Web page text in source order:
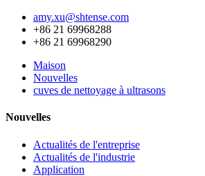
amy.xu@shtense.com
+86 21 69968288
+86 21 69968290
Maison
Nouvelles
cuves de nettoyage à ultrasons
Nouvelles
Actualités de l'entreprise
Actualités de l'industrie
Application